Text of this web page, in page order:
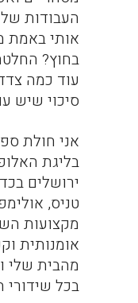
העבודות
אותי
בחוץ?
עוד כמה
סיכוי שיש
אני חולת
בליגת
ירושלים
טניס,
מקצועות
אומנותית
מהבית שלי
בכל